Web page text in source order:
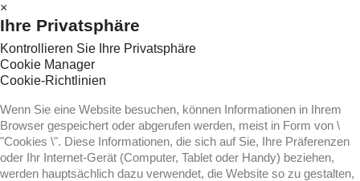
×
Ihre Privatsphäre
Kontrollieren Sie Ihre Privatsphäre
Cookie Manager
Cookie-Richtlinien
Wenn Sie eine Website besuchen, können Informationen in Ihrem
Browser gespeichert oder abgerufen werden, meist in Form von \
"Cookies \". Diese Informationen, die sich auf Sie, Ihre Präferenzen
oder Ihr Internet-Gerät (Computer, Tablet oder Handy) beziehen,
werden hauptsächlich dazu verwendet, die Website so zu gestalten,